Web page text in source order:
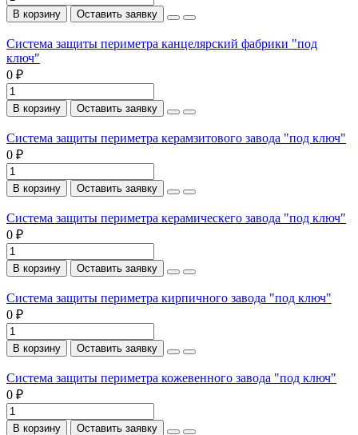
В корзину Оставить заявку
Система защиты периметра канцелярский фабрики "под
ключ"
0 ₽
В корзину Оставить заявку
Система защиты периметра керамзитового завода "под ключ"
0 ₽
В корзину Оставить заявку
Система защиты периметра керамическего завода "под ключ"
0 ₽
В корзину Оставить заявку
Система защиты периметра кирпичного завода "под ключ"
0 ₽
В корзину Оставить заявку
Система защиты периметра кожевенного завода "под ключ"
0 ₽
В корзину Оставить заявку